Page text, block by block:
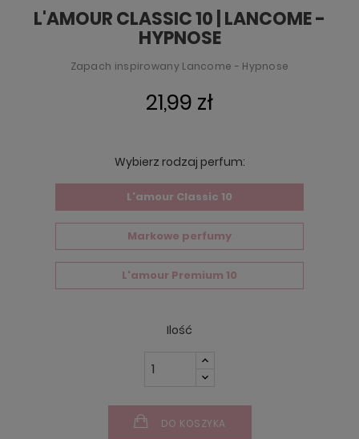
L'AMOUR CLASSIC 10 | LANCOME -
HYPNOSE
Zapach inspirowany Lancome - Hypnose
21,99 zł
Wybierz rodzaj perfum:
L'amour Classic 10
Markowe perfumy
L'amour Premium 10
Ilość
DO KOSZYKA